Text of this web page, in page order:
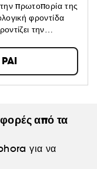
πρωτοπορία της
φροντίδα
την
με τα καλύτερα
περιποίησης της
του
βιολογικά.
από τα
για να